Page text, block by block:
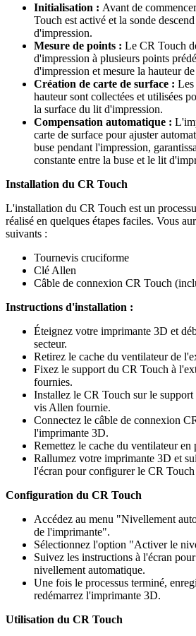
Initialisation : Avant de
Touch est activé et la sonde
d'impression.
Mesure de points : Le CR Touch
d'impression à plusieurs points
d'impression et mesure la hauteur
Création de carte de surface : Les
hauteur sont collectées et utilisées
la surface du lit d'impression.
Compensation automatique :
carte de surface pour ajuster
buse pendant l'impression,
constante entre la buse et le lit
Installation du CR Touch
L'installation du CR Touch est un
réalisé en quelques étapes faciles. Vous
suivants :
Tournevis cruciforme
Clé Allen
Câble de connexion CR Touch
Instructions d'installation :
Éteignez votre imprimante 3D et
secteur.
Retirez le cache du ventilateur de
Fixez le support du CR Touch à
fournies.
Installez le CR Touch sur le
vis Allen fournie.
Connectez le câble de connexion
l'imprimante 3D.
Remettez le cache du ventilateur en
Rallumez votre imprimante 3D et
l'écran pour configurer le CR Touch
Configuration du CR Touch
Accédez au menu "Nivellement
de l'imprimante".
Sélectionnez l'option "Activer le
Suivez les instructions à l'écran
nivellement automatique.
Une fois le processus terminé,
redémarrez l'imprimante 3D.
Utilisation du CR Touch